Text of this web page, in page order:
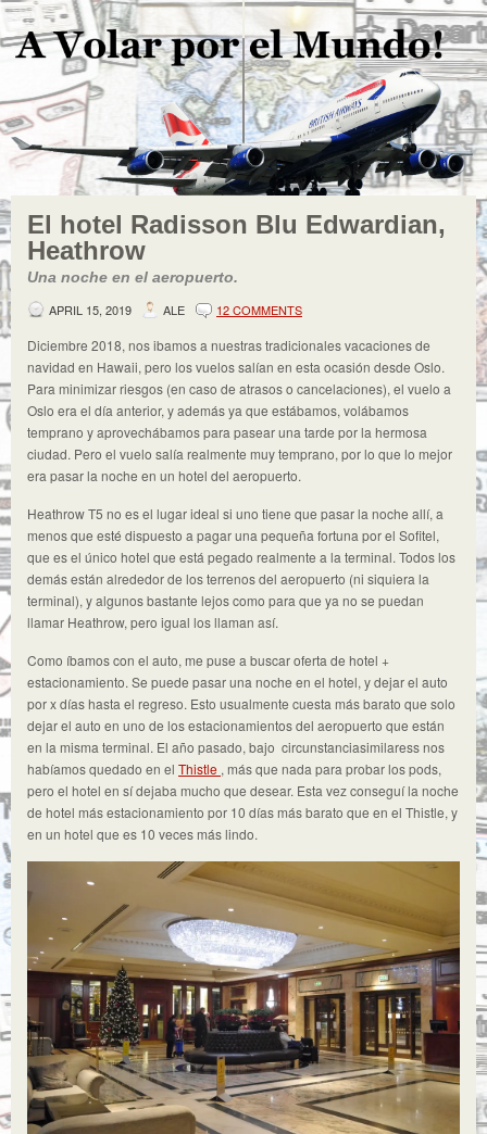
El hotel Radisson Blu Edwardian,
Heathrow
Una noche en el aeropuerto.
APRIL 15, 2019
ALE 12 COMMENTS
Diciembre 2018, nos ibamos a nuestras tradicionales vacaciones de
navidad en Hawaii, pero los vuelos salían en esta ocasión desde Oslo.
Para minimizar riesgos (en caso de atrasos o cancelaciones), el vuelo a
Oslo era el día anterior, y además ya que estábamos, volábamos
temprano y aprovechábamos para pasear una tarde por la hermosa
ciudad. Pero el vuelo salía realmente muy temprano, por lo que lo mejor
era pasar la noche en un hotel del aeropuerto.
Heathrow T5 no es el lugar ideal si uno tiene que pasar la noche allí, a
menos que esté dispuesto a pagar una pequeña fortuna por el Sofitel,
que es el único hotel que está pegado realmente a la terminal. Todos los
demás están alrededor de los terrenos del aeropuerto (ni siquiera la
terminal), y algunos bastante lejos como para que ya no se puedan
llamar Heathrow, pero igual los llaman así.
Como íbamos con el auto, me puse a buscar oferta de hotel +
estacionamiento. Se puede pasar una noche en el hotel, y dejar el auto
por x días hasta el regreso. Esto usualmente cuesta más barato que solo
dejar el auto en uno de los estacionamientos del aeropuerto que están
en la misma terminal. El año pasado, bajo circunstanciasimilaress nos
habíamos quedado en el Thistle , más que nada para probar los pods,
pero el hotel en sí dejaba mucho que desear. Esta vez conseguí la noche
de hotel más estacionamiento por 10 días más barato que en el Thistle, y
en un hotel que es 10 veces más lindo.